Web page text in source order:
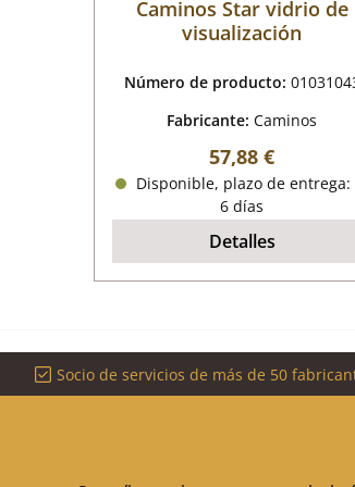
Caminos Star vidrio de
visualización
Número de producto:
Fabricante:Caminos
Precio normal:
57,88 €
Disponible, plazo de entrega:
6 días
Detalles
Socio de servicios de más de 50